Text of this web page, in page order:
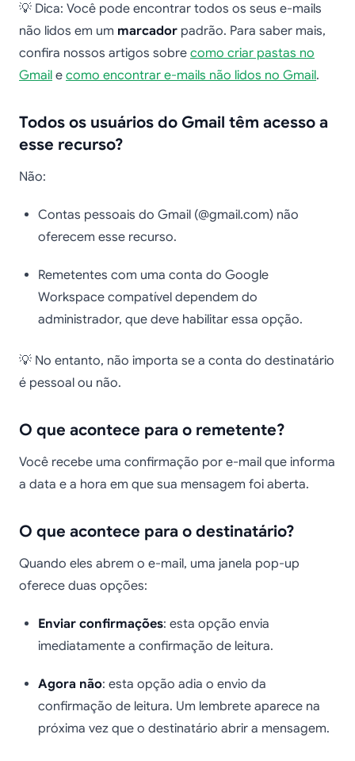
💡 Dica: Você pode encontrar todos os seus e-mails
não lidos em um marcador padrão. Para saber mais,
confira nossos artigos sobre como criar pastas no
Gmail e como encontrar e-mails não lidos no Gmail.
Todos os usuários do Gmail têm acesso a
esse recurso?
Não:
Contas pessoais do Gmail (@gmail.com) não
oferecem esse recurso.
Remetentes com uma conta do Google
Workspace compatível dependem do
administrador, que deve habilitar essa opção.
💡 No entanto, não importa se a conta do destinatário
é pessoal ou não.
O que acontece para o remetente?
Você recebe uma confirmação por e-mail que informa
a data e a hora em que sua mensagem foi aberta.
O que acontece para o destinatário?
Quando eles abrem o e-mail, uma janela pop-up
oferece duas opções:
Enviar confirmações: esta opção envia
imediatamente a confirmação de leitura.
Agora não: esta opção adia o envio da
confirmação de leitura. Um lembrete aparece na
próxima vez que o destinatário abrir a mensagem.